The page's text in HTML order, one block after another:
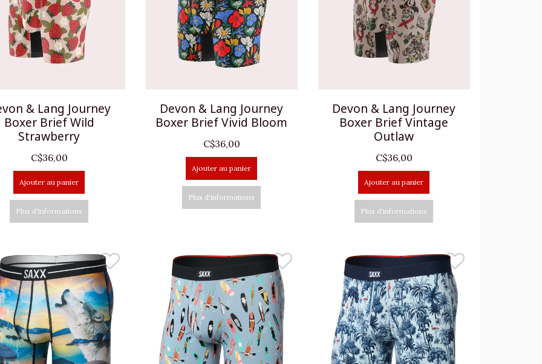
& Lang Journey
Boxer Brief Wild
Strawberry
C$36,00
Ajouter au panier
Plus d'informations
Devon & Lang Journey
Boxer Brief Vivid Bloom
C$36,00
Ajouter au panier
Plus d'informations
Devon & Lang Journey
Boxer Brief Vintage
Outlaw
C$36,00
Ajouter au panier
Plus d'informations